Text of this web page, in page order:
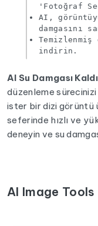
'Fotoğraf
AI,
damgasını
indirin.
AI Su Damgası
düzenleme
ister bir dizi görüntü
seferinde hızlı ve
deneyin ve su
AI Image Tools